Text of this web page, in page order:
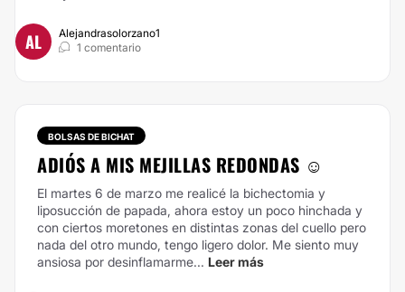
AL
Alejandrasolorzano1
1 comentario
BOLSAS DE BICHAT
ADIÓS A MIS MEJILLAS REDONDAS ☺️
El martes 6 de marzo me realicé la bichectomia y
liposucción de papada, ahora estoy un poco hinchada y
con ciertos moretones en distintas zonas del cuello pero
nada del otro mundo, tengo ligero dolor. Me siento muy
ansiosa por desinflamarme... Leer más